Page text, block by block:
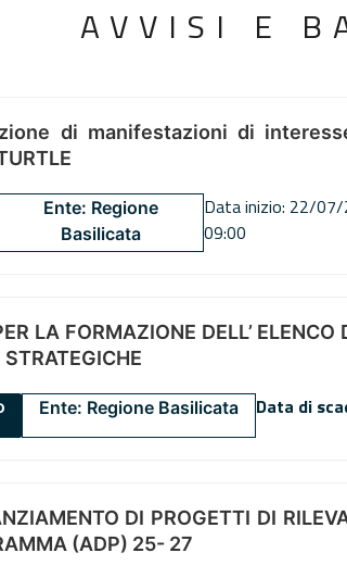
AVVISI E
di manifestazioni di
Ente: Regione
Basilicata
Data inizio: 22/
09:00
LA FORMAZIONE DELL’
Ente: Regione Basilicata Data di
DI PROGETTI DI
(ADP) 25- 27